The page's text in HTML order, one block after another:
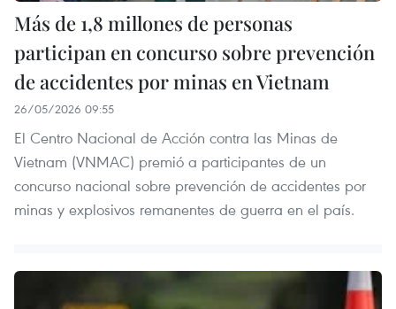
Más de 1,8 millones de personas
participan en concurso sobre prevención
de accidentes por minas en Vietnam
26/05/2026 09:55
El Centro Nacional de Acción contra las Minas de
Vietnam (VNMAC) premió a participantes de un
concurso nacional sobre prevención de accidentes por
minas y explosivos remanentes de guerra en el país.